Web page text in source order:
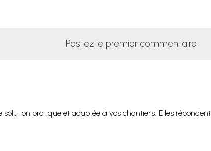
Postez le premier commentaire
pratique et adaptée à vos chantiers. Elles